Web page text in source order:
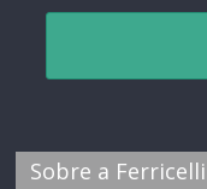
Sobre a Ferricelli